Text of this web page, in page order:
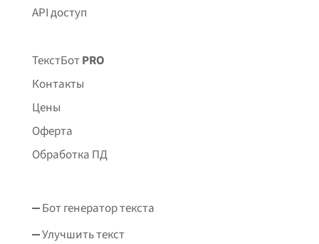
API доступ
ТекстБотPRO
Контакты
Цены
Оферта
Обработка ПД
Бот генератор текста
Улучшить текст